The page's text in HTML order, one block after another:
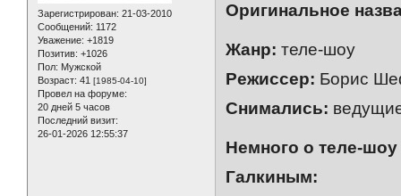
Зарегистрирован: 21-03-2010
Сообщений: 1172
Уважение: +1819
Позитив: +1026
Пол: Мужской
Возраст: 41 [1985-04-10]
Провел на форуме:
20 дней 5 часов
Последний визит:
26-01-2026 12:55:37
Оригинальное
Жанр:теле-шоу
Режиссер: Борис
Снимались:
Немного о теле-
Галкиным: